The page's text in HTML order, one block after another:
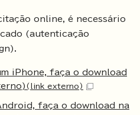
online, é necessário
(autenticação
iPhone, faça o download
(link externo)
faça o download na